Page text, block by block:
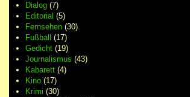
Dialog(7)
Editorial (5)
Fernsehen(30)
Fußball (17)
Gedicht(19)
Journalismus (43)
Kabarett(4)
Kino(17)
Krimi (30)